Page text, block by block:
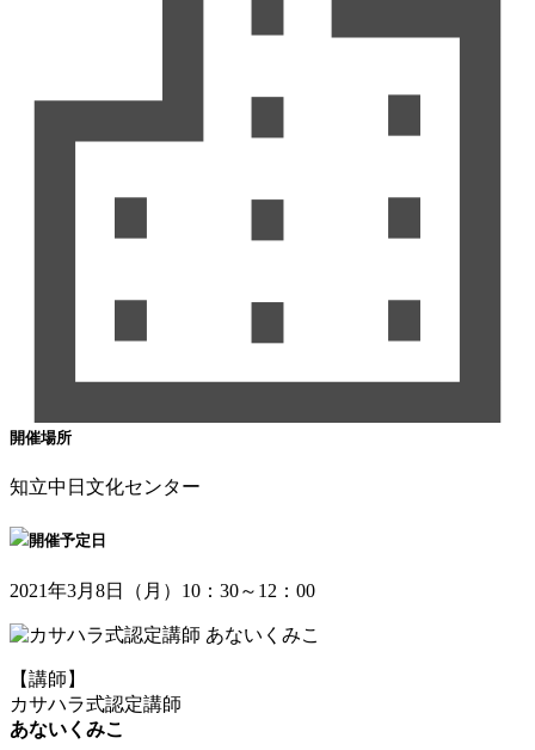
開催場所
知立中日文化センター
開催予定日
2021年3月8日（月）10：30～12：00
【講師】
カサハラ式認定講師
あないくみこ